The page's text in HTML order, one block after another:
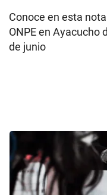
Conoce en esta
ONPE en Ayacucho
de junio